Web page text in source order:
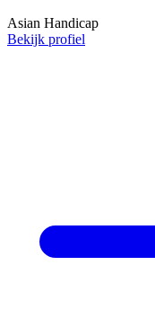
Asian Handicap
Bekijk profiel